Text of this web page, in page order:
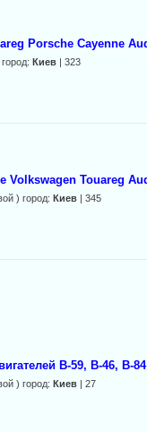
Porsche Cayenne
Киев| 323
Volkswagen Touareg
) город: Киев| 345
В-59, В-46, В-
) город: Киев| 27